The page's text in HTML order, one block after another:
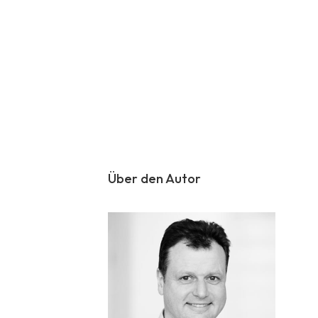
Über den Autor